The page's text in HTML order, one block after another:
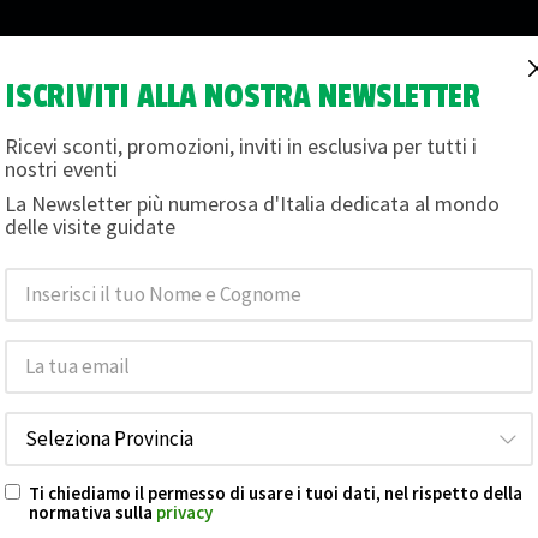
Magazine Termini e condizioni Chi siamo
CATTEDRALE DI
foto
Le date non sono disponibili per la prenotazione.
ISCRIVITI ALLA NOSTRA NEWSLETTER
Ricevi sconti, promozioni, inviti in esclusiva per tutti i
nostri eventi
La Newsletter più numerosa d'Italia dedicata al mondo
delle visite guidate
Ti chiediamo il permesso di usare i tuoi dati, nel rispetto della
normativa sulla privacy